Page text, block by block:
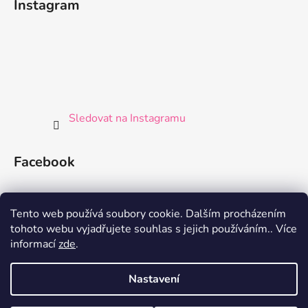
Tento web používá soubory cookie. Dalším procházením
tohoto webu vyjadřujete souhlas s jejich používáním.. Více
informacízde.
Nastavení
Instagram
Sledovat na Instagramu
Facebook